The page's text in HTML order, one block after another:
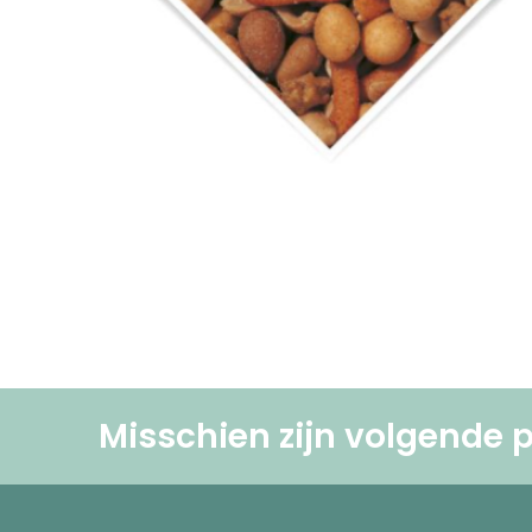
Misschien zijn volgende